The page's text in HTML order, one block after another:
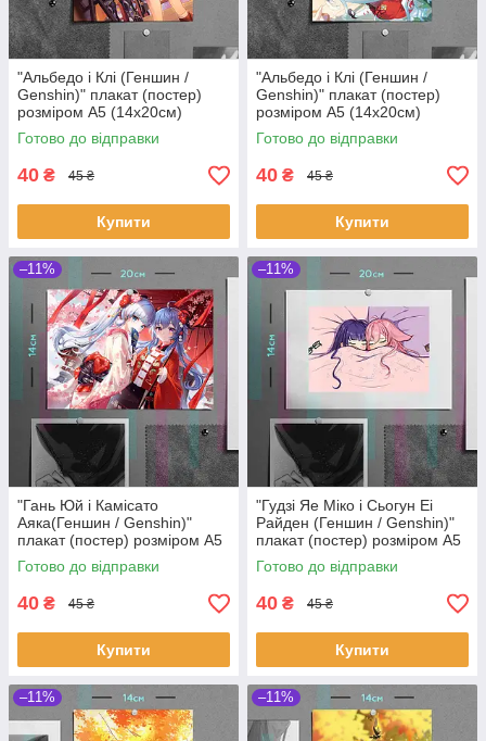
"Альбедо і Клі (Геншин /
Genshin)" плакат (постер)
розміром А5 (14х20см)
Готово до відправки
40 ₴ 45 ₴
Купити
"Альбедо і Клі (Геншин /
Genshin)" плакат (постер)
розміром А5 (14х20см)
Готово до відправки
40 ₴ 45 ₴
Купити
–11%
"Гань Юй і Камісато
Аяка(Геншин / Genshin)"
плакат (постер) розміром А5
(20х14см)
Готово до відправки
40 ₴ 45 ₴
Купити
–11%
"Гудзі Яе Міко і Сьогун Еі
Райден (Геншин / Genshin)"
плакат (постер) розміром А5
(20х14см)
Готово до відправки
40 ₴ 45 ₴
Купити
–11% –11%